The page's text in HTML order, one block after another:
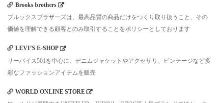
Brooks brothers
ブルックスブラザーズは、最高品質の商品だけをつくり取り扱うこと、その
価値を理解できる顧客とのみ取引することをポリシーとしております
LEVI’S E-SHOP
リーバイス501を中心に、デニムジャケットやアクセサリ、ビンテージなど多
彩なファッションアイテムを販売
WORLD ONLINE STORE